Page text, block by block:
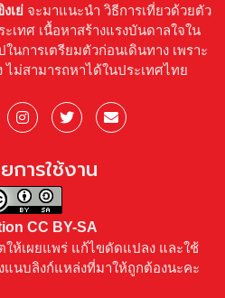
งเย่ จะมาแนะนำ วิธีการเที่ยวด้วยตัว
ะเทศ เนื้อหาสร้างแรงบันดาลใจใน
นการเตรียมตัวก่อนเดินทาง เพราะ
ม่สามารถหาได้ในประเทศไทย
การใช้งาน
CC BY-SA
ห้เผยแพร่ แก้ไขดัดแปลง และใช้
แนบลิงก์แหล่งที่มาให้ถูกต้องนะคะ